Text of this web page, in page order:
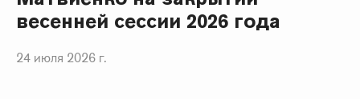
весенней сессии 2026 года
24 июля 2026 г.